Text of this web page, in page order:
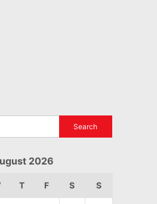
2026
T F S S